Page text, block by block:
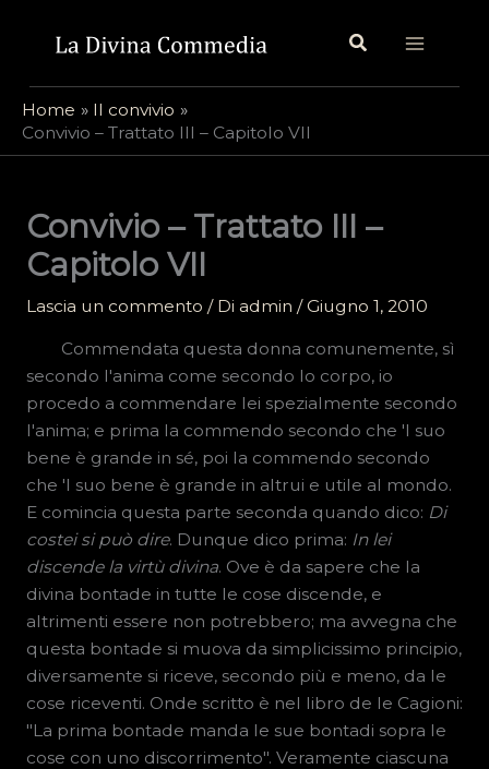
Cerca
Home
Il convivio
Convivio – Trattato III – Capitolo VII
Convivio – Trattato III –
Capitolo VII
Lascia un commento / Di admin /Giugno 1, 2010
Commendata questa donna comunemente, sì
secondo l'anima come secondo lo corpo, io
procedo a commendare lei spezialmente secondo
l'anima; e prima la commendo secondo che 'l suo
bene è grande in sé, poi la commendo secondo
che 'l suo bene è grande in altrui e utile al mondo.
E comincia questa parte seconda quando dico: Di
costei si può dire. Dunque dico prima: In lei
discende la virtù divina. Ove è da sapere che la
divina bontade in tutte le cose discende, e
altrimenti essere non potrebbero; ma avvegna che
questa bontade si muova da simplicissimo principio,
diversamente si riceve, secondo più e meno, da le
cose riceventi. Onde scritto è nel libro de le Cagioni:
"La prima bontade manda le sue bontadi sopra le
cose con uno discorrimento". Veramente ciascuna